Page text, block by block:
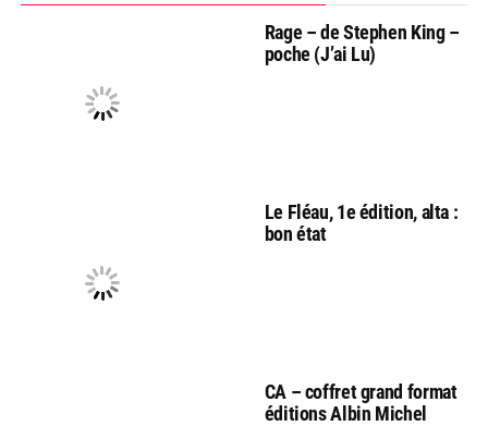
Rage – de Stephen King –
poche (J’ai Lu)
Le Fléau, 1e édition, alta :
bon état
CA – coffret grand format
éditions Albin Michel